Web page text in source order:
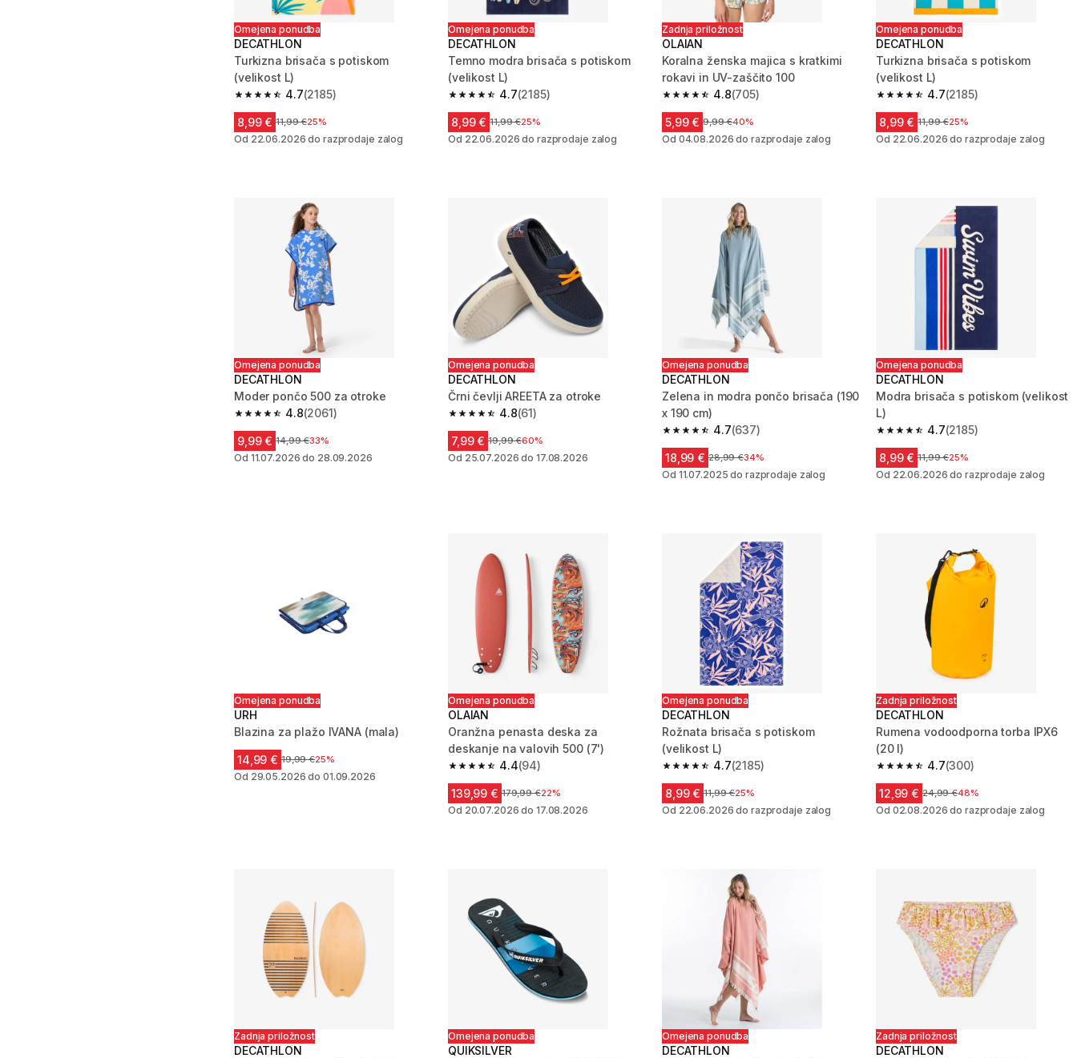
Omejena ponudba
DECATHLON
Turkizna brisača s potiskom
(velikost L)
4.7
4.7 od 5 zvezdic from 2185 ocene
(2185)
8,99 € Cena pred znižanjem
11,99 €25%
Od 22.06.2026 do razprodaje zalog
Omejena ponudba
DECATHLON
Temno modra brisača s potiskom
(velikost L)
4.7
4.7 od 5 zvezdic from 2185 ocene
(2185)
8,99 € Cena pred znižanjem
11,99 €25%
Od 22.06.2026 do razprodaje zalog
Zadnja priložnost
OLAIAN
Koralna ženska majica s kratkimi
rokavi in UV-zaščito 100
4.8
4.8 od 5 zvezdic from 705 ocene
(705)
5,99 € Cena pred znižanjem
9,99 €40%
Od 04.08.2026 do razprodaje zalog
Omejena ponudba
DECATHLON
Turkizna brisača s potiskom
(velikost L)
4.7
4.7 od 5 zvezdic from 2185 ocene
(2185)
8,99 € Cena pred znižanjem
11,99 €25%
Od 22.06.2026 do razprodaje zalog
Omejena ponudba
DECATHLON
Moder pončo 500 za otroke
4.8
4.8 od 5 zvezdic from 2061 ocene
(2061)
9,99 € Cena pred znižanjem
14,99 €33%
Od 11.07.2026 do 28.09.2026
Omejena ponudba
DECATHLON
Črni čevlji AREETA za otroke
4.8
4.8 od 5 zvezdic from 61 ocene
(61)
7,99 € Cena pred znižanjem
19,99 €60%
Od 25.07.2026 do 17.08.2026
Omejena ponudba
DECATHLON
Zelena in modra pončo brisača (190
x 190 cm)
4.7
4.7 od 5 zvezdic from 637 ocene
(637)
18,99 € Cena pred znižanjem
28,99 €34%
Od 11.07.2025 do razprodaje zalog
Omejena ponudba
DECATHLON
Modra brisača s potiskom (velikost
L)
4.7
4.7 od 5 zvezdic from 2185 ocene
(2185)
8,99 € Cena pred znižanjem
11,99 €25%
Od 22.06.2026 do razprodaje zalog
Omejena ponudba
URH
Blazina za plažo IVANA (mala)
14,99 € Cena pred znižanjem
19,99 €25%
Od 29.05.2026 do 01.09.2026
Omejena ponudba
OLAIAN
Oranžna penasta deska za
deskanje na valovih 500 (7')
4.4
4.4 od 5 zvezdic from 94 ocene
(94)
139,99 € Cena pred znižanjem
179,99 €22%
Od 20.07.2026 do 17.08.2026
Omejena ponudba
DECATHLON
Rožnata brisača s potiskom
(velikost L)
4.7
4.7 od 5 zvezdic from 2185 ocene
(2185)
8,99 € Cena pred znižanjem
11,99 €25%
Od 22.06.2026 do razprodaje zalog
Zadnja priložnost
DECATHLON
Rumena vodoodporna torba IPX6
(20 l)
4.7
4.7 od 5 zvezdic from 300 ocene
(300)
12,99 € Cena pred znižanjem
24,99 €48%
Od 02.08.2026 do razprodaje zalog
Zadnja priložnost
DECATHLON
Omejena ponudba
QUIKSILVER
Omejena ponudba
DECATHLON
Zadnja priložnost
DECATHLON